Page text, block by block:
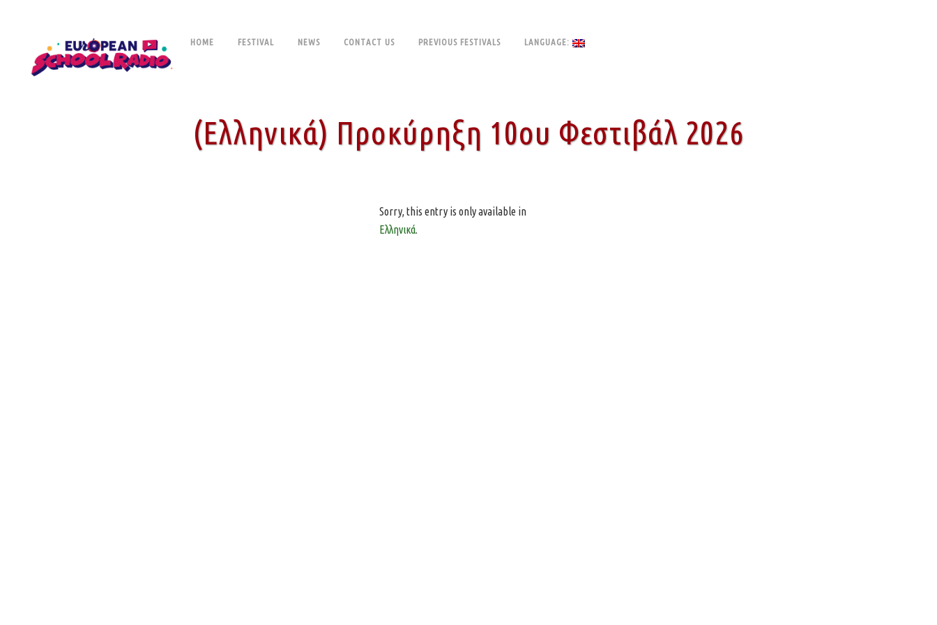
HOME FESTIVAL NEWS CONTACT US PREVIOUS FESTIVALS LANGUAGE:
(Ελληνικά) Προκύρηξη 10ου Φεστιβάλ 2026
Sorry, this entry is only available in
Ελληνικά.